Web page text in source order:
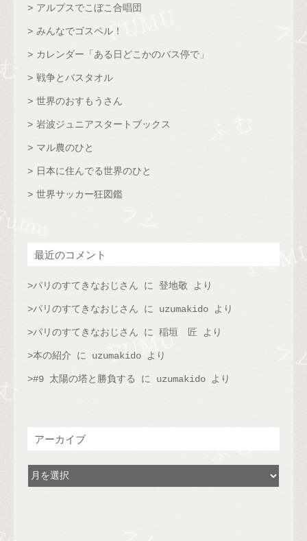
アルプスでこぼこ合唱団
みんなでゴスペル！
カレンダー「ある日どこかのバス停で」
戦争とバスタオル
世界のおすもうさん
岩波ジュニアスタートブックス
マル農のひと
日本に住んでる世界のひと
世界サッカー狂図鑑
最近のコメント
パリのすてきなおじさん に 登地敬 より
パリのすてきなおじさん に uzumakido より
パリのすてきなおじさん に 稲垣 匠 より
本の紹介 に uzumakido より
#9 太陽の塔と勝負する に uzumakido より
アーカイブ